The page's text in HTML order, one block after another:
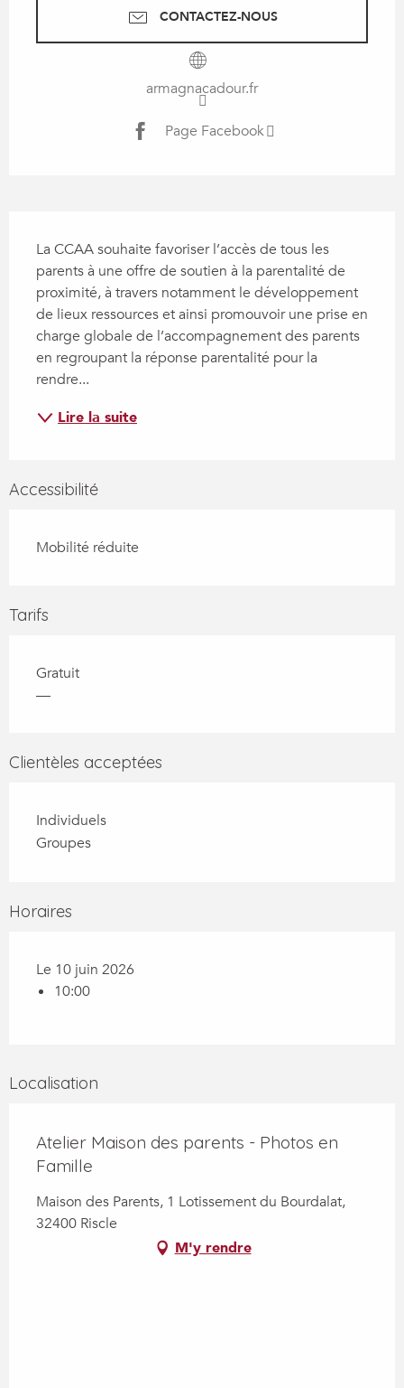
CONTACTEZ-NOUS
armagnacadour.fr
Page Facebook
La CCAA souhaite favoriser l’accès de tous les
parents à une offre de soutien à la parentalité de
proximité, à travers notamment le développement
de lieux ressources et ainsi promouvoir une prise en
charge globale de l’accompagnement des parents
en regroupant la réponse parentalité pour la
rendre...
Lire la suite
Accessibilité
Mobilité réduite
Tarifs
Gratuit
—
Clientèles acceptées
Individuels
Groupes
Horaires
Le 10 juin 2026
10:00
Localisation
Atelier Maison des parents - Photos en
Famille
Maison des Parents, 1 Lotissement du Bourdalat,
32400 Riscle
M'y rendre